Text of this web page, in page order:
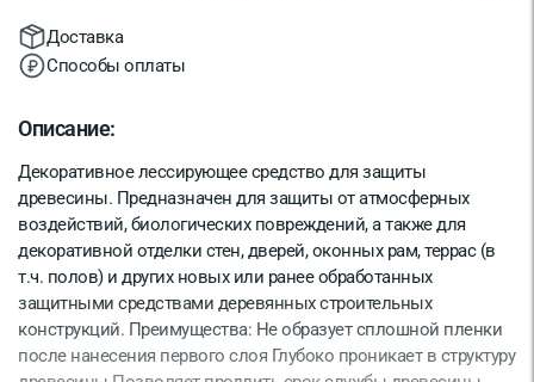
Доставка
Способы оплаты
Описание:
Декоративное лессирующее средство для защиты
древесины. Предназначен для защиты от атмосферных
воздействий, биологических повреждений, а также для
декоративной отделки стен, дверей, оконных рам, террас (в
т.ч. полов) и других новых или ранее обработанных
защитными средствами деревянных строительных
конструкций. Преимущества: Не образует сплошной пленки
после нанесения первого слоя Глубоко проникает в структуру